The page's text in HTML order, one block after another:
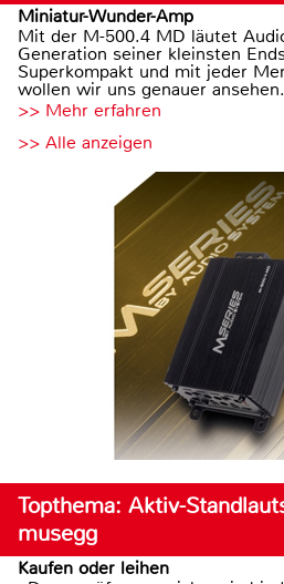
Miniatur-Wunder-Amp
Mit der M-500.4 MD läutet
Generation seiner kleinsten
Superkompakt und mit jeder
wollen wir uns genauer ansehen.
>> Mehr erfahren
>> Alle anzeigen
Topthema: Aktiv-
musegg
Kaufen oder leihen